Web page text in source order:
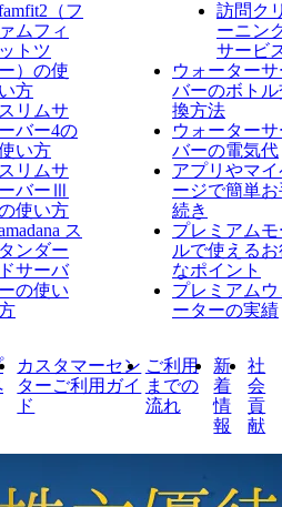
（フ
ァムフィ
ットツ
ー）の使
い方
スリムサ
ーバー4の
い方
スリムサ
ーバーⅢ
使い方
ス
タンダー
ドサーバ
ーの使い
訪問ク
ーニン
サービ
ウォーター
バーのボトル
換方法
ウォーター
バーの電気代
アプリやマイ
ージで簡単お
続き
プレミアムモ
ルで使えるお
なポイント
プレミアムウ
ーターの実績
カスタマーセン
ターご利用ガイ
ド
ご利用
までの
流れ
新
着
情
報
社
会
貢
献